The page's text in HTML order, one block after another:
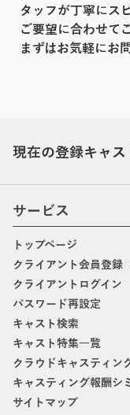
タッフが丁寧にス
ご要望に合わせて
まずはお気軽にお
現在の登録キャス
サービス
トップページ
クライアント会員登録
クライアントログイン
パスワード再設定
キャスト検索
キャスト特集一覧
クラウドキャスティン
キャスティング報酬シ
サイトマップ